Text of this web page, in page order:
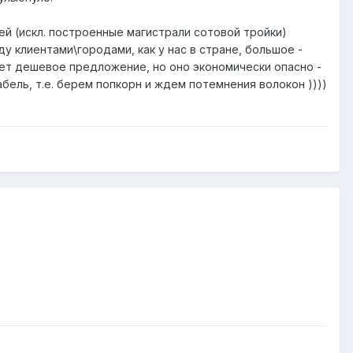
построенные магистрали сотовой тройки)
клиентами\городами, как у нас в стране, большое -
дешевое предложение, но оно экономически опасно -
т.е. берем попкорн и ждем потемнения волокон ))))